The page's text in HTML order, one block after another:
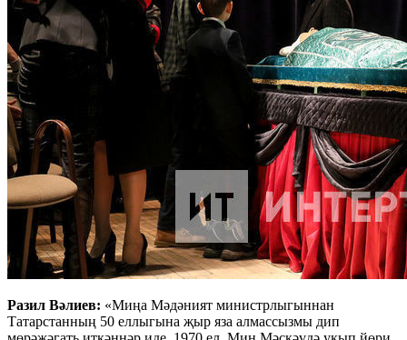
Разил Вәлиев: «Миңа Мәдәният министрлыгыннан
Татарстанның 50 еллыгына җыр яза алмассызмы дип